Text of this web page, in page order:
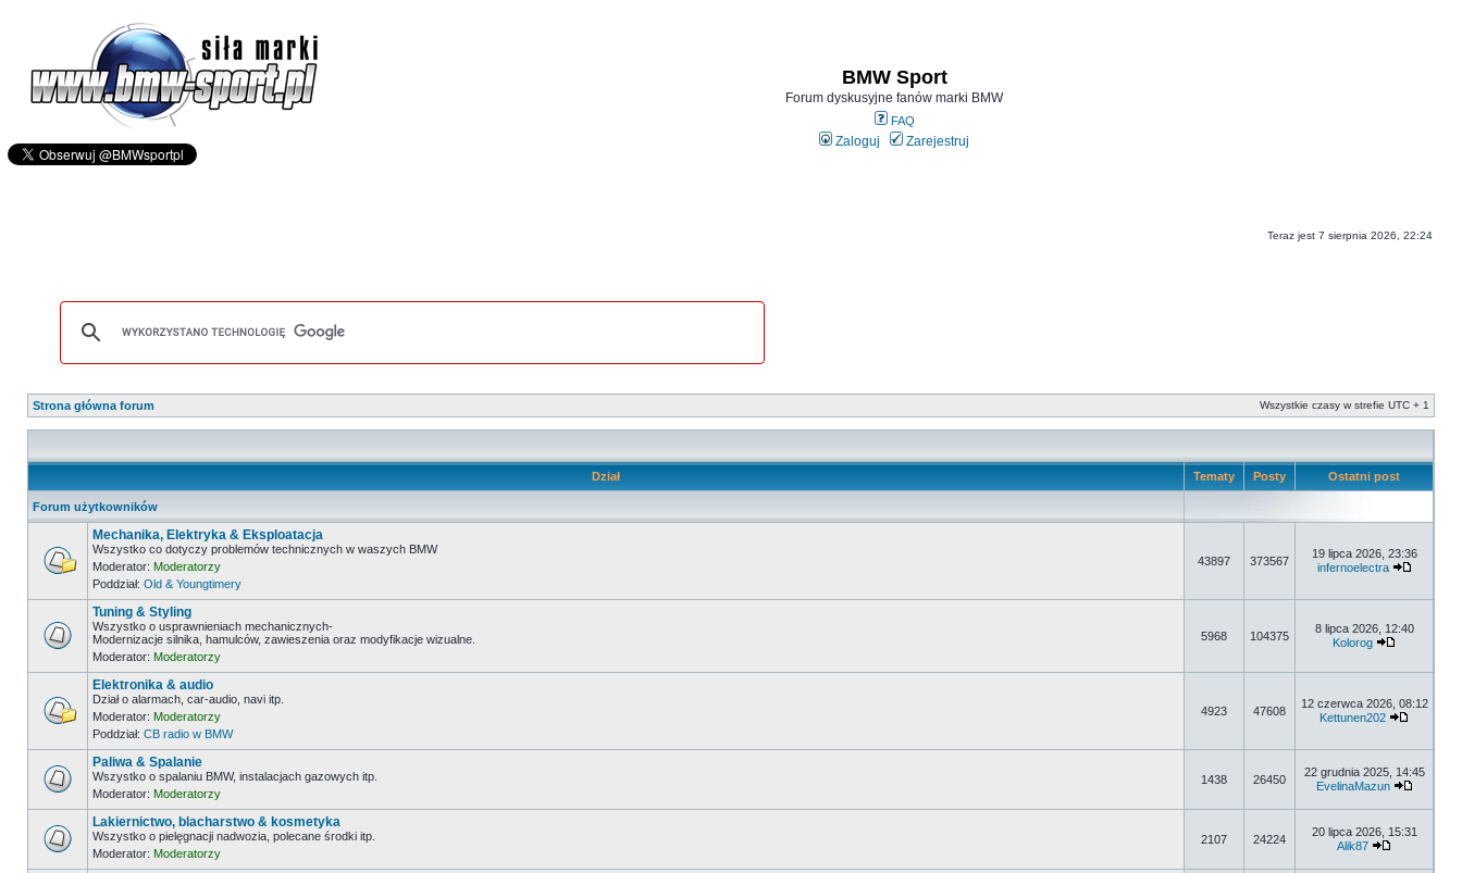
BMW Sport
Forum dyskusyjne fanów marki BMW
FAQ
Zaloguj Zarejestruj
Teraz jest 7 sierpnia 2026, 22:24
Strona główna forum Wszystkie czasy w strefie UTC + 1
Dział Tematy Posty Ostatni post
Forum użytkowników
Mechanika, Elektryka & Eksploatacja
Wszystko co dotyczy problemów technicznych w waszych BMW
Moderator: Moderatorzy
Poddział: Old & Youngtimery
43897 373567
19 lipca 2026, 23:36
infernoelectra
Tuning & Styling
Wszystko o usprawnieniach mechanicznych-
Modernizacje silnika, hamulców, zawieszenia oraz modyfikacje wizualne.
Moderator: Moderatorzy
5968 104375
8 lipca 2026, 12:40
Kolorog
Elektronika & audio
Dział o alarmach, car-audio, navi itp.
Moderator: Moderatorzy
Poddział: CB radio w BMW
4923 47608
12 czerwca 2026, 08:12
Kettunen202
Paliwa & Spalanie
Wszystko o spalaniu BMW, instalacjach gazowych itp.
Moderator: Moderatorzy
1438 26450
22 grudnia 2025, 14:45
EvelinaMazun
Lakiernictwo, blacharstwo & kosmetyka
Wszystko o pielęgnacji nadwozia, polecane środki itp.
Moderator: Moderatorzy
2107 24224
20 lipca 2026, 15:31
Alik87